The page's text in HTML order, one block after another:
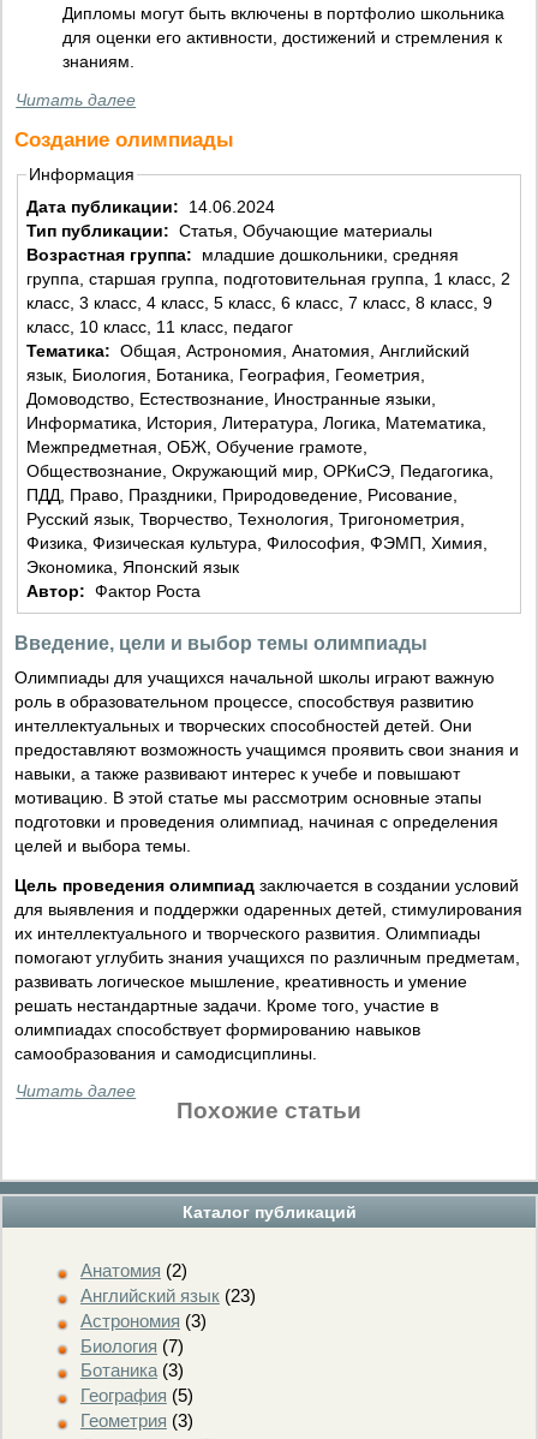
Каталог публикаций
Анатомия (2)
Английский язык(23)
Астрономия (3)
Биология (7)
Ботаника(3)
География (5)
Геометрия (3)
Дипломы могут быть включены в портфолио школьника
для оценки его активности, достижений и стремления к
знаниям.
Читать далее
Создание олимпиады
Информация
Дата публикации:
14.06.2024
Тип публикации: Статья, Обучающие материалы
Возрастная группа:
группа, старшая группа, подготовительная группа, 1 класс, 2
класс, 3 класс, 4 класс, 5 класс, 6 класс, 7 класс, 8 класс, 9
класс, 10 класс, 11 класс, педагог
Тематика: Общая, Астрономия, Анатомия, Английский
язык, Биология, Ботаника, География, Геометрия,
Домоводство, Естествознание, Иностранные языки,
Информатика, История, Литература, Логика, Математика,
Межпредметная, ОБЖ, Обучение грамоте,
Обществознание, Окружающий мир, ОРКиСЭ, Педагогика,
ПДД, Право, Праздники, Природоведение, Рисование,
Русский язык, Творчество, Технология, Тригонометрия,
Физика, Физическая культура, Философия, ФЭМП, Химия,
Экономика, Японский язык
Автор: Фактор Роста
Введение, цели и выбор темы олимпиады
Олимпиады для учащихся начальной школы играют важную
роль в образовательном процессе, способствуя развитию
интеллектуальных и творческих способностей детей. Они
предоставляют возможность учащимся проявить свои знания и
навыки, а также развивают интерес к учебе и повышают
мотивацию. В этой статье мы рассмотрим основные этапы
подготовки и проведения олимпиад, начиная с определения
целей и выбора темы.
Цель проведения олимпиад заключается в создании условий
для выявления и поддержки одаренных детей, стимулирования
их интеллектуального и творческого развития. Олимпиады
помогают углубить знания учащихся по различным предметам,
развивать логическое мышление, креативность и умение
решать нестандартные задачи. Кроме того, участие в
олимпиадах способствует формированию навыков
самообразования и самодисциплины.
Читать далее
Похожие статьи